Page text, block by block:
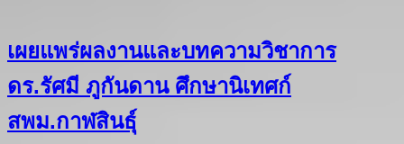
เผยแพร่ผลงานและบทความวิชาการ
ดร.รัศมี ภูกันดาน ศึกษานิเทศก์
สพม.กาฬสินธุ์